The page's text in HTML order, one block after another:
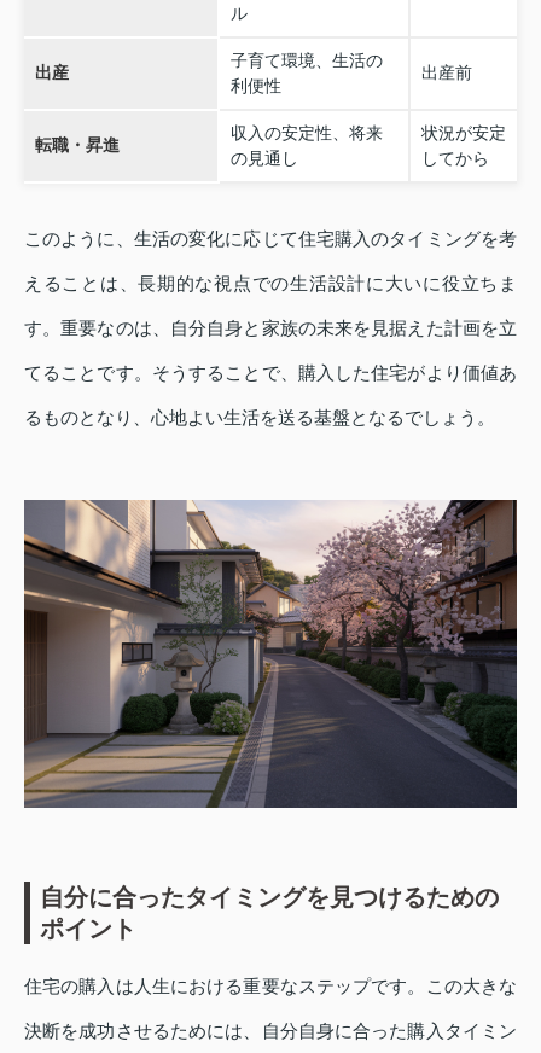
ル
出産
子育て環境、生活の
利便性
出産前
転職・昇進
収入の安定性、将来
の見通し
状況が安定
してから
このように、生活の変化に応じて住宅購入のタイミングを考
えることは、長期的な視点での生活設計に大いに役立ちま
す。重要なのは、自分自身と家族の未来を見据えた計画を立
てることです。そうすることで、購入した住宅がより価値あ
るものとなり、心地よい生活を送る基盤となるでしょう。
自分に合ったタイミングを見つけるための
ポイント
住宅の購入は人生における重要なステップです。この大きな
決断を成功させるためには、自分自身に合った購入タイミン